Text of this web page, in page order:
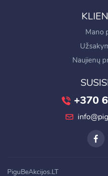
Mano
Naujienų
+370
PiguBeAkcijos.LT